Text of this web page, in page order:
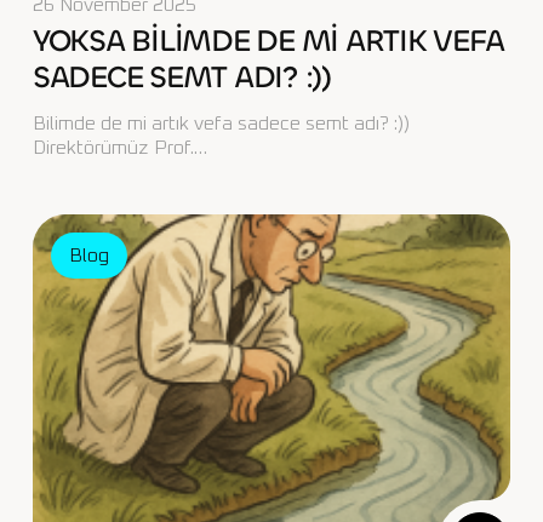
26 November 2025
YOKSA BİLİMDE DE Mİ ARTIK VEFA
SADECE SEMT ADI? :))
Bilimde de mi artık vefa sadece semt adı? :))
Direktörümüz Prof.…
Blog